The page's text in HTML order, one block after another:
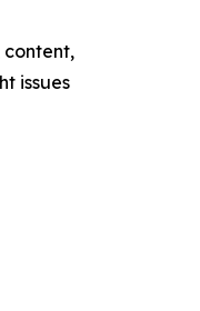
content,
issues